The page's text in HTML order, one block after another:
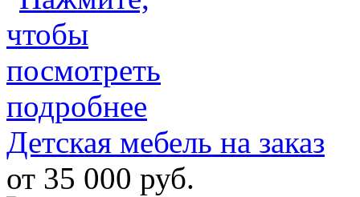
Детская мебель на заказ
от 35 000 руб.